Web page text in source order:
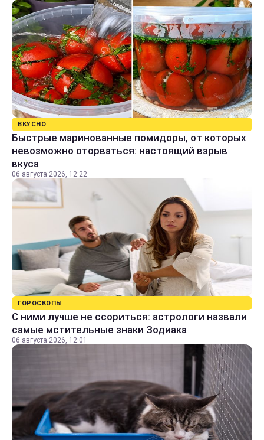
ВКУСНО
Быстрые маринованные помидоры, от которых
невозможно оторваться: настоящий взрыв
вкуса
06 августа 2026, 12:22
ГОРОСКОПЫ
С ними лучше не ссориться: астрологи назвали
самые мстительные знаки Зодиака
06 августа 2026, 12:01